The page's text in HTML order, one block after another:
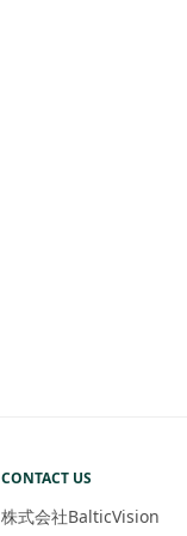
CONTACT US
株式会社BalticVision